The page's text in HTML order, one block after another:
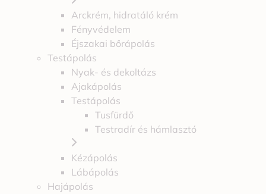
Arckrém, hidratáló krém
Fényvédelem
Éjszakai bőrápolás
Testápolás
Nyak- és dekoltázs
Ajakápolás
Testápolás
Tusfürdő
Testradír és hámlasztó
Kézápolás
Lábápolás
Hajápolás